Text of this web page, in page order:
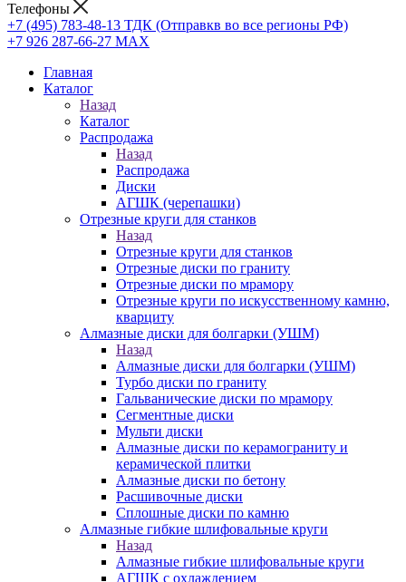
Телефоны
+7 (495) 783-48-13 ТДК (Отправкв во все регионы РФ)
+7 926 287-66-27 МАХ
Главная
Каталог
Назад
Каталог
Распродажа
Назад
Распродажа
Диски
АГШК (черепашки)
Отрезные круги для станков
Назад
Отрезные круги для станков
Отрезные диски по граниту
Отрезные диски по мрамору
Отрезные круги по искусственному камню,
кварциту
Алмазные диски для болгарки (УШМ)
Назад
Алмазные диски для болгарки (УШМ)
Турбо диски по граниту
Гальванические диски по мрамору
Сегментные диски
Мульти диски
Алмазные диски по керамограниту и
керамической плитки
Алмазные диски по бетону
Расшивочные диски
Сплошные диски по камню
Алмазные гибкие шлифовальные круги
Назад
Алмазные гибкие шлифовальные круги
АГШК с охлаждением